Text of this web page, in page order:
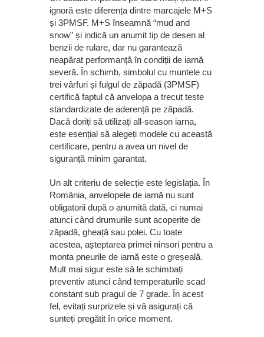
ignoră este diferența dintre marcajele M+S
și 3PMSF. M+S înseamnă “mud and
snow” și indică un anumit tip de desen al
benzii de rulare, dar nu garantează
neapărat performanță în condiții de iarnă
severă. În schimb, simbolul cu muntele cu
trei vârfuri și fulgul de zăpadă (3PMSF)
certifică faptul că anvelopa a trecut teste
standardizate de aderență pe zăpadă.
Dacă doriți să utilizați all-season iarna,
este esențial să alegeți modele cu această
certificare, pentru a avea un nivel de
siguranță minim garantat.
Un alt criteriu de selecție este legislația. În
România, anvelopele de iarnă nu sunt
obligatorii după o anumită dată, ci numai
atunci când drumurile sunt acoperite de
zăpadă, gheață sau polei. Cu toate
acestea, așteptarea primei ninsori pentru a
monta pneurile de iarnă este o greșeală.
Mult mai sigur este să le schimbați
preventiv atunci când temperaturile scad
constant sub pragul de 7 grade. În acest
fel, evitați surprizele și vă asigurați că
sunteți pregătit în orice moment.